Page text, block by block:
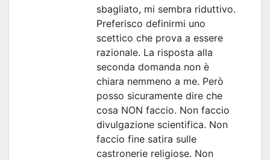
sbagliato, mi sembra riduttivo.
Preferisco definirmi uno
scettico che prova a essere
razionale. La risposta alla
seconda domanda non è
chiara nemmeno a me. Però
posso sicuramente dire che
cosa NON faccio. Non faccio
divulgazione scientifica. Non
faccio fine satira sulle
castronerie religiose. Non